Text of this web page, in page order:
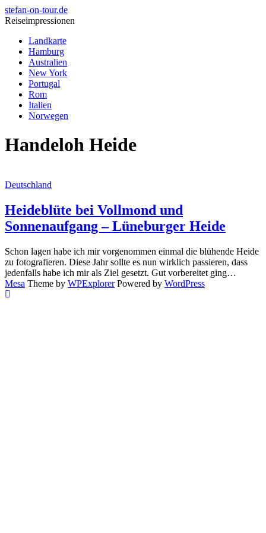
stefan-on-tour.de
Reiseimpressionen
Landkarte
Hamburg
Australien
New York
Portugal
Rom
Italien
Norwegen
Handeloh Heide
Deutschland
Heideblüte bei Vollmond und
Sonnenaufgang – Lüneburger Heide
Schon lagen habe ich mir vorgenommen einmal die blühende Heide
zu fotografieren. Diese Jahr sollte es nun wirklich passieren, dass
jedenfalls habe ich mir als Ziel gesetzt. Gut vorbereitet ging…
Mesa Theme by WPExplorerPowered by WordPress